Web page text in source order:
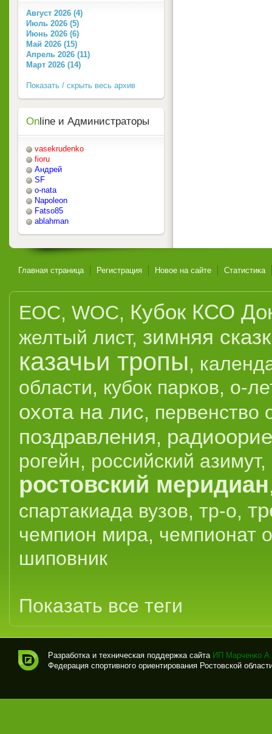
Август 2026 (4)
Июль 2026 (5)
Июнь 2026 (6)
Май 2026 (15)
Апрель 2026 (11)
Март 2026 (14)
Показать / скрыть весь архив
On line и Администраторы
vasekrudenko
fioru
Андрей
SF
o-nata
Napoleon
Fatso85
ablahman
Главная страница Регистрация Новое на сайте Статистика
EOC, WOC, Кубок КСО
желтый лист, зимняя
казачьи тропы,
области, кубок парков, о-
охота на лис, первенство
поздравления,
рогейн, российский азимут,
ростовский меридиан
спартакиада вузов, тр-о,
чемпион мира, чемпионат
шиповник
Показать все теги
вно
Разработка и техническая поддержка сайта ИП Марченко
Федерация спортивного ориентирования Ростовской